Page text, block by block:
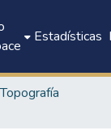
Estadísticas
Topografía